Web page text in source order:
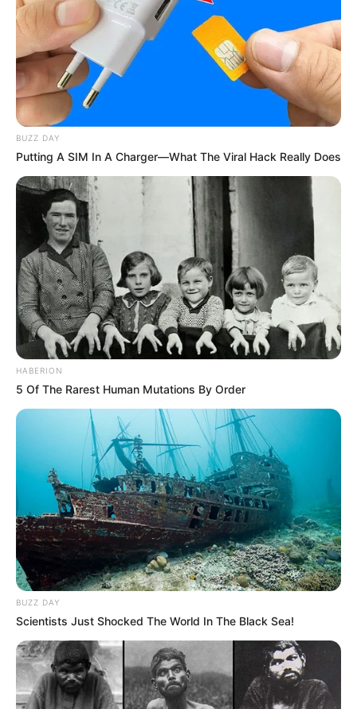
BUZZ DAY
Putting A SIM In A Charger—What The Viral Hack Really Does
HABERION
5 Of The Rarest Human Mutations By Order
BUZZ DAY
Scientists Just Shocked The World In The Black Sea!